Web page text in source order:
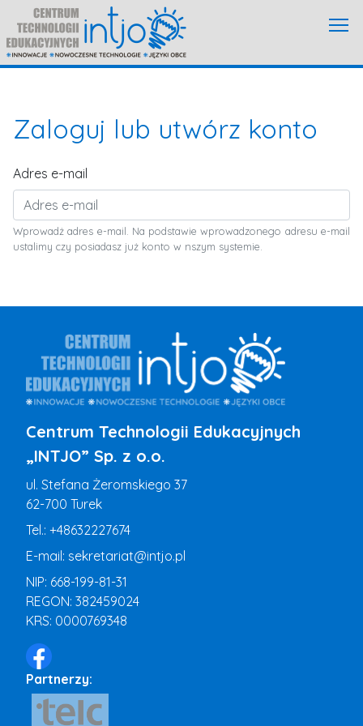
Zaloguj lub utwórz konto
Adres e-mail
Wprowadż adres e-mail. Na podstawie wprowadzonego adresu e-mail
ustalimy czy posiadasz już konto w nszym systemie.
Centrum Technologii Edukacyjnych
„INTJO” Sp. z o.o.
ul. Stefana Żeromskiego 37
62-700 Turek
Tel.: +48632227674
E-mail: sekretariat@intjo.pl
NIP: 668-199-81-31
REGON: 382459024
KRS: 0000769348
Partnerzy: